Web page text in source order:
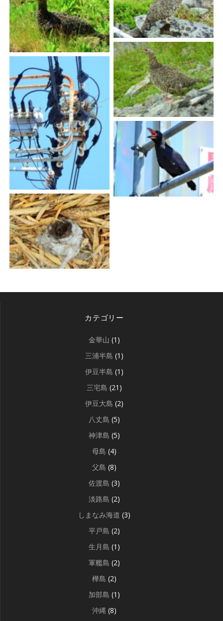
カテゴリー
金華山 (1)
三浦半島 (1)
伊豆半島 (1)
三宅島 (21)
伊豆大島 (2)
八丈島 (5)
神津島 (5)
母島 (4)
父島 (8)
佐渡島 (3)
淡路島 (2)
しまなみ海道 (3)
平戸島 (2)
生月島 (1)
軍艦島 (2)
樺島 (2)
加部島 (1)
沖縄 (8)